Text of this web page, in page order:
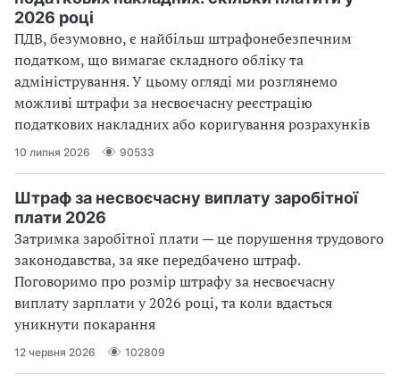
2026 році
ПДВ, безумовно, є найбільш штрафонебезпечним
податком, що вимагає складного обліку та
адміністрування. У цьому огляді ми розглянемо
можливі штрафи за несвоєчасну реєстрацію
податкових накладних або коригування розрахунків
10 липня 2026 90533
Штраф за несвоєчасну виплату заробітної
плати 2026
Затримка заробітної плати — це порушення трудового
законодавства, за яке передбачено штраф.
Поговоримо про розмір штрафу за несвоєчасну
виплату зарплати у 2026 році, та коли вдасться
уникнути покарання
12 червня 2026 102809